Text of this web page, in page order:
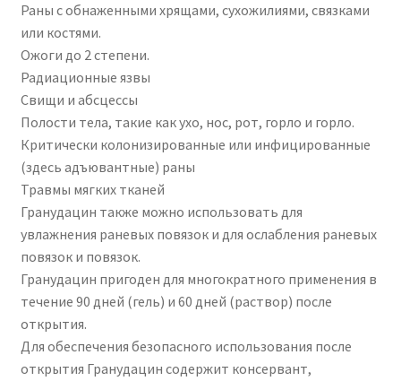
Раны с обнаженными хрящами, сухожилиями, связками
или костями.
Ожоги до 2 степени.
Радиационные язвы
Свищи и абсцессы
Полости тела, такие как ухо, нос, рот, горло и горло.
Критически колонизированные или инфицированные
(здесь адъювантные) раны
Травмы мягких тканей
Гранудацин также можно использовать для
увлажнения раневых повязок и для ослабления раневых
повязок и повязок.
Гранудацин пригоден для многократного применения в
течение 90 дней (гель) и 60 дней (раствор) после
открытия.
Для обеспечения безопасного использования после
открытия Гранудацин содержит консервант,